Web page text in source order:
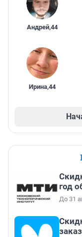
Андрей,44
Ирина,44
год
До 31